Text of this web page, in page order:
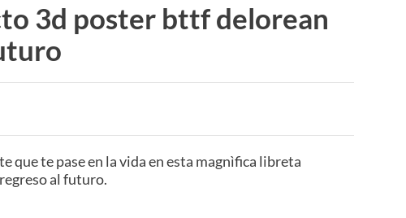
3d poster bttf delorean
que te pase en la vida en esta magnìfica libreta
al futuro.